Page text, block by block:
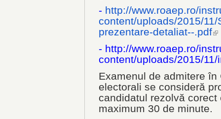
- http://www.roaep.ro/
content/uploads/2015/11/
prezentare-detaliat--.pdf
- http://www.roaep.ro/
content/uploads/2015/11/
Examenul de admitere în
electorali se consideră
candidatul rezolvă
maximum 30 de minute.